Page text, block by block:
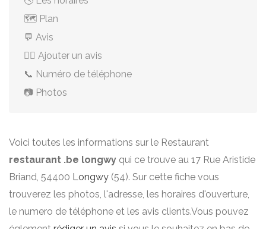
🗺️ Plan
💬 Avis
✍🏻 Ajouter un avis
📞 Numéro de téléphone
📷 Photos
Voici toutes les informations sur le Restaurant
restaurant .be longwy qui ce trouve au 17 Rue Aristide
Briand, 54400 Longwy (54). Sur cette fiche vous
trouverez les photos, l'adresse, les horaires d'ouverture,
le numero de téléphone et les avis clients.Vous pouvez